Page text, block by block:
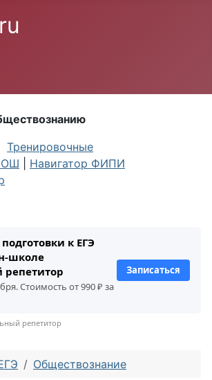
Тренировочные
Навигатор ФИПИ
к ЕГЭ
школе
репетитор
Стоимость от 990 ₽ за
Записаться
репетитор
Обществознание